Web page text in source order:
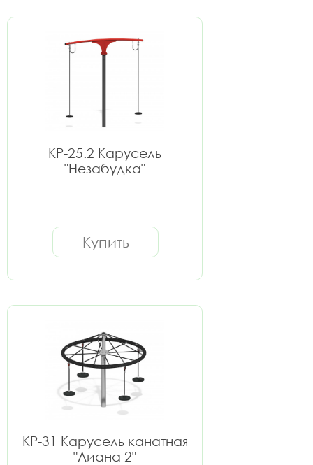
КР-25.2 Карусель
"Незабудка"
Купить
КР-31 Карусель канатная
"Лиана 2"